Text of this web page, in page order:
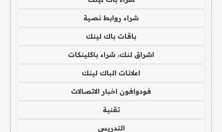
شراء روابط نصية
باقات باك لينك
اشراق لنك، شراء باكلينكات
اعلانات الباك لينك
فودوافون اخبار الاتصالات
تقنية
التدريس